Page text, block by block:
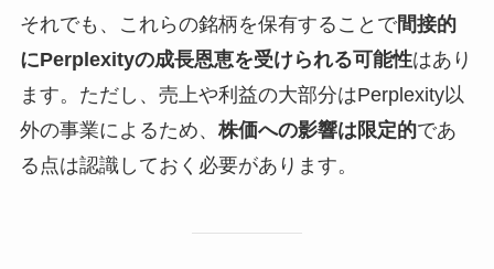
それでも、これらの銘柄を保有することで間接的
にPerplexityの成長恩恵を受けられる可能性はあり
ます。ただし、売上や利益の大部分はPerplexity以
外の事業によるため、 株価への影響は限定的であ
る点は認識しておく必要があります。